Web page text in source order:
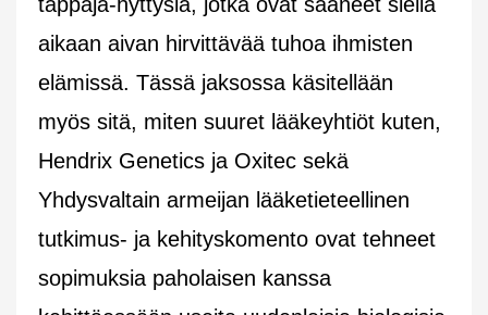
aikaan aivan hirvittävää tuhoa ihmisten
elämissä. Tässä jaksossa käsitellään
myös sitä, miten suuret lääkeyhtiöt kuten,
Hendrix Genetics ja Oxitec sekä
Yhdysvaltain armeijan lääketieteellinen
tutkimus- ja kehityskomento ovat tehneet
sopimuksia paholaisen kanssa